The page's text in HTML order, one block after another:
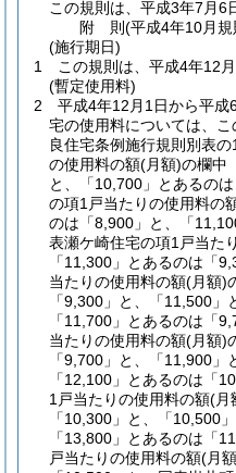
この規則は、平成3年7月6
附 則(平成4年10月規
(施行期日)
1
この規則は、平成4年12
(暫定使用料)
2
平成4年12月1日から平成
宅の使用料については、
良住宅条例施行規則別表
の使用料の額(月額)の欄中
と、「10,700」とあるの
の項1戸当たりの使用料の
のは「8,900」と、「
表瀬ケ崎住宅の項1戸当た
「11,300」とあるのは「
当たりの使用料の額(月額)
「9,300」と、「11,500」
「11,700」とあるのは「
当たりの使用料の額(月額)
「9,700」と、「11,900」
「12,100」とあるのは「
1戸当たりの使用料の額(月
「10,300」と、「10,500
「13,800」とあるのは「
戸当たりの使用料の額(月